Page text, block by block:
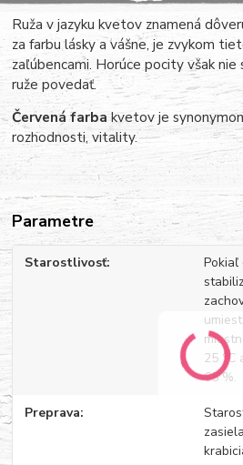
Ruža v jazyku kvetov znamená
za farbu lásky a vášne, je zvykom
zaľúbencami. Horúce pocity však nie
ruže povedať.
Červená farba kvetov je
rozhodnosti, vitality.
Parametre
Starostlivosť
Pokiaľ
25 °C
65 %.
Preprava